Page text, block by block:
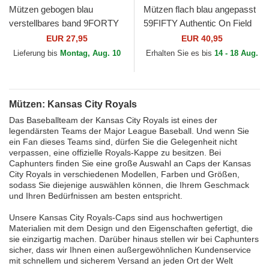
Mützen gebogen blau
verstellbares band 9FORTY
The League der Kansas City
Royals MLB von New Era
EUR 27,95
Lieferung bis Montag, Aug. 10
Mützen flach blau angepasst
59FIFTY Authentic On Field
der Kansas City Royals MLB
von New Era
EUR 40,95
Erhalten Sie es bis 14 - 18 Aug.
Mützen: Kansas City Royals
Das Baseballteam der Kansas City Royals ist eines der
legendärsten Teams der Major League Baseball. Und wenn Sie
ein Fan dieses Teams sind, dürfen Sie die Gelegenheit nicht
verpassen, eine offizielle Royals-Kappe zu besitzen. Bei
Caphunters finden Sie eine große Auswahl an Caps der Kansas
City Royals in verschiedenen Modellen, Farben und Größen,
sodass Sie diejenige auswählen können, die Ihrem Geschmack
und Ihren Bedürfnissen am besten entspricht.
Unsere Kansas City Royals-Caps sind aus hochwertigen
Materialien mit dem Design und den Eigenschaften gefertigt, die
sie einzigartig machen. Darüber hinaus stellen wir bei Caphunters
sicher, dass wir Ihnen einen außergewöhnlichen Kundenservice
mit schnellem und sicherem Versand an jeden Ort der Welt